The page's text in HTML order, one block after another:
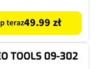
teraz49.99 zł
TOOLS 09-302